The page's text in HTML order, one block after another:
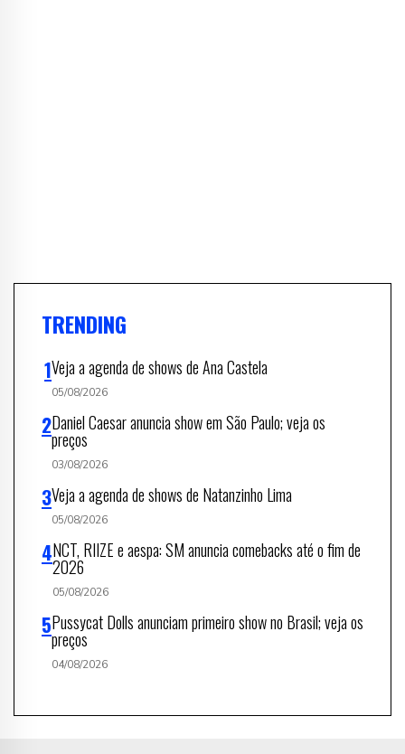
TRENDING
Veja a agenda de shows de Ana Castela
05/08/2026
Daniel Caesar anuncia show em São Paulo; veja os
preços
03/08/2026
Veja a agenda de shows de Natanzinho Lima
05/08/2026
NCT, RIIZE e aespa: SM anuncia comebacks até o fim de
2026
05/08/2026
Pussycat Dolls anunciam primeiro show no Brasil; veja os
preços
04/08/2026